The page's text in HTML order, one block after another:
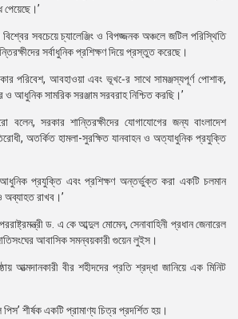
সবচেয়ে চ্যালেঞ্জিং ও বিপজ্জনক অঞ্চলে জটিল পরিস্থিতি
সর্বাধুনিক প্রশিক্ষণ দিয়ে প্রস্তুত করেছে।
পরিবেশ, আবহাওয়া এবং ভূখ-ের সাথে সামঞ্জস্যপূর্ণ পোশাক,
আধুনিক সামরিক সরঞ্জাম সরবরাহ নিশ্চিত করছি।’
বলেন, সরকার শান্তিরক্ষীদের যোগাযোগের জন্য বাংলাদেশ
অতর্কিত হামলা-সুরক্ষিত যানবাহন ও অত্যাধুনিক প্রযুক্তি
প্রযুক্তি এবং প্রশিক্ষণ অন্তর্ভুক্ত করা একটি চলমান
অব্যাহত রাখব।’
ড. এ কে আব্দুল মোমেন, সেনাবাহিনী প্রধান জেনারেল
আবাসিক সমন্বয়কারী গুয়েন লুইস।
আত্মদানকারী বীর শহীদদের প্রতি শ্রদ্ধা জানিয়ে এক মিনিট
পিস’ শীর্ষক একটি প্রামাণ্য চিত্র প্রদর্শিত হয়।